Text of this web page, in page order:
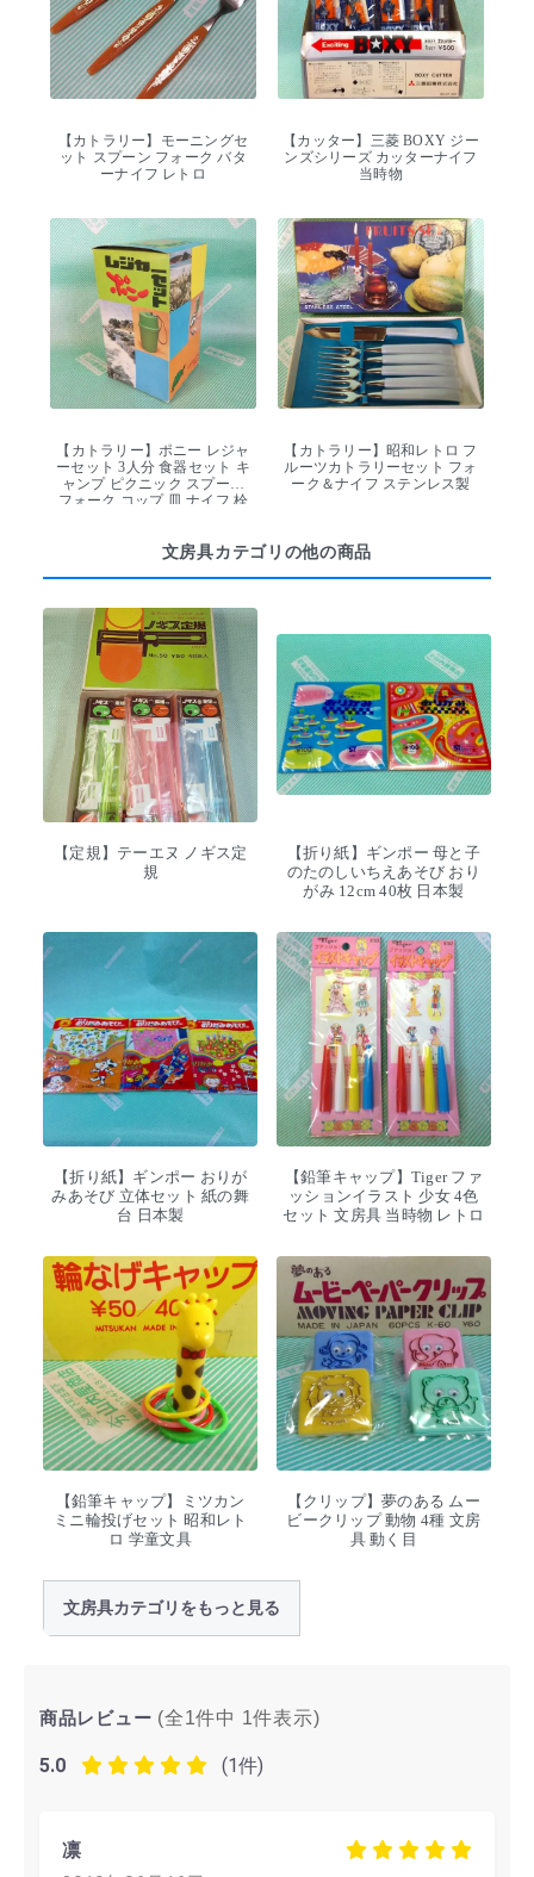
【カトラリー】モーニングセ
ット スプーン フォーク バタ
ーナイフ レトロ
【カッター】三菱 BOXY ジー
ンズシリーズ カッターナイフ
当時物
【カトラリー】ポニー レジャ
ーセット 3人分 食器セット キ
ャンプ ピクニック スプーン
フォーク コップ 皿 ナイフ 栓
【カトラリー】昭和レトロ フ
ルーツカトラリーセット フォ
ーク＆ナイフ ステンレス製
文房具カテゴリの他の商品
【定規】テーエヌ ノギス定
規
【折り紙】ギンポー 母と子
のたのしいちえあそび おり
がみ 12cm 40枚 日本製
【折り紙】ギンポー おりが
みあそび 立体セット 紙の舞
台 日本製
【鉛筆キャップ】Tiger ファ
ッションイラスト 少女 4色
セット 文房具 当時物 レトロ
【鉛筆キャップ】ミツカン
ミニ輪投げセット 昭和レト
ロ 学童文具
【クリップ】夢のある ムー
ビークリップ 動物 4種 文房
具 動く目
文房具カテゴリをもっと見る
商品レビュー (全1件中 1件表示)
5.0 (1件)
凛